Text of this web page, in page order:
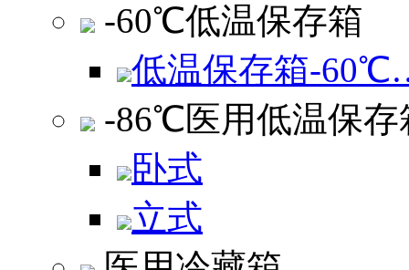
-60℃低温保存箱
低温保存箱-
-86℃医用低温保存
卧式
立式